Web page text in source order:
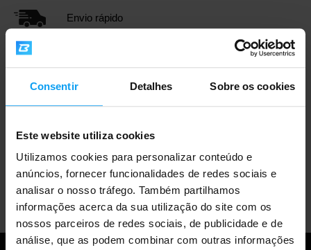
Consentir Detalhes Sobre os cookies
Este website utiliza cookies
Utilizamos cookies para personalizar conteúdo e
anúncios, fornecer funcionalidades de redes sociais e
analisar o nosso tráfego. Também partilhamos
informações acerca da sua utilização do site com os
nossos parceiros de redes sociais, de publicidade e de
análise, que as podem combinar com outras informações
Envio rápido
Mais de 1.000.000 de clientes
Apoio ao cliente profissional